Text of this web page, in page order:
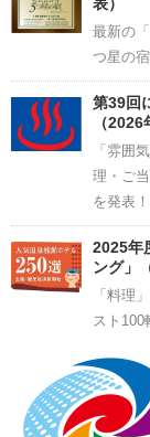
表）
最新の
つ星の
第39回
（
「雰囲
理・ご
を発表！
2025年
ング」
「料理
スト100